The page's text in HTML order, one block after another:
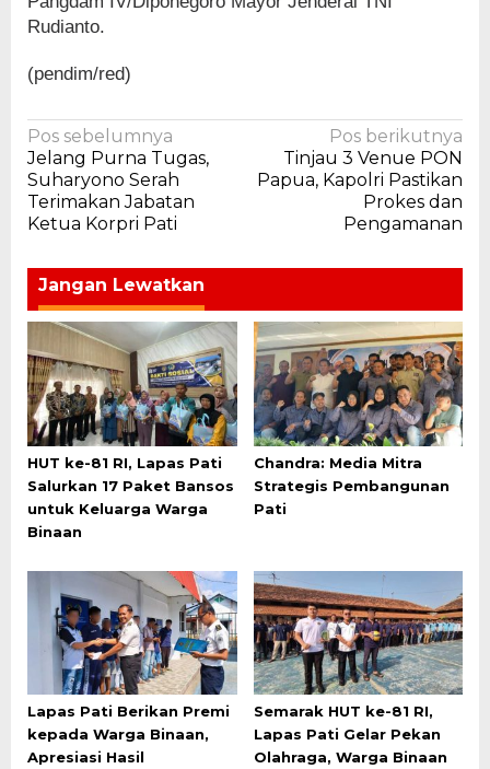
Rudianto.
(pendim/red)
Navigasi
pos
Pos sebelumnya
Jelang Purna Tugas,
Suharyono Serah
Terimakan Jabatan
Ketua Korpri Pati
Pos berikutnya
Tinjau 3 Venue PON
Papua, Kapolri Pastikan
Prokes dan
Pengamanan
Jangan Lewatkan
HUT ke-81 RI, Lapas Pati
Salurkan 17 Paket Bansos
untuk Keluarga Warga
Binaan
Chandra: Media Mitra
Strategis Pembangunan
Pati
Lapas Pati Berikan Premi
kepada Warga Binaan,
Apresiasi Hasil
Semarak HUT ke-81 RI,
Lapas Pati Gelar Pekan
Olahraga, Warga Binaan